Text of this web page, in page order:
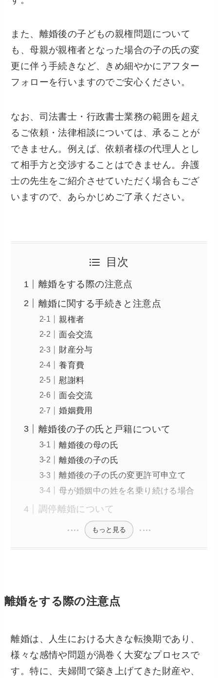
また、離婚後の子どもの親権問題について
も、母親が親権者となった場合の子の氏の変
更に伴う手続きなど、きめ細やかにアフター
フォローを行いますのでご安心ください。
なお、司法書士・行政書士業務の範囲を超え
るご依頼・法律相談については、承ることが
できません。例えば、依頼者様の代理人とし
て相手方と交渉することはできません。弁護
士の先生をご紹介させていただく場合もござ
いますので、あらかじめご了承ください。
目次
離婚をする際の注意点
離婚に関する手続きと注意点
親権者
面会交流
財産分与
養育費
慰謝料
面会交流
婚姻費用
離婚後の子の氏と戸籍について
離婚後の母の氏
離婚後の子の氏
離婚後の子の氏の変更許可申立て
母が婚姻中の姓を名乗り続ける場合
調停離婚について
もっと見る
離婚をする際の注意点
離婚は、人生における大きな転換期であり、
様々な感情や問題が渦巻く大変なプロセスで
す。特に、夫婦間で築き上げてきた財産や、